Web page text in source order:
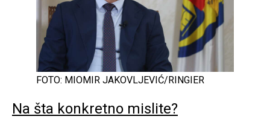
FOTO: MIOMIR JAKOVLJEVIĆ/RINGIER
Na šta konkretno mislite?